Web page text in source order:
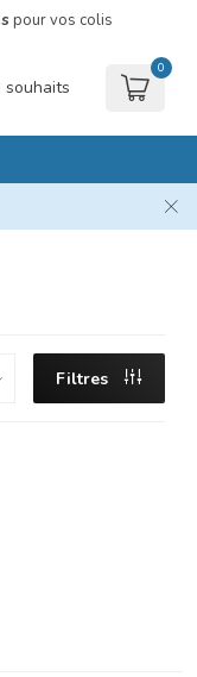
pour vos colis
souhaits
0
Filtres